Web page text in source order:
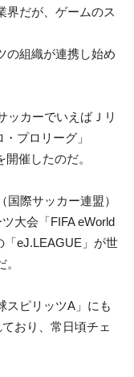
界だが、ゲームのス
の組織が連携し始め
ッカーでいえばＪリ
プロリーグ」
催したのだ。
際サッカー連盟）
大会「FIFA eWorld
「eJ.LEAGUE」が世
スピリッツA」にも
おり、常日頃チェ